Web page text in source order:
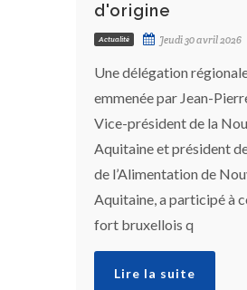
d'origine
Actualité Jeudi 30 avril 2026
Une délégation
emmenée par Jean-
Vice-président de la
Aquitaine et président
de l’Alimentation de
Aquitaine, a participé à
fort bruxellois q
Lire la suite